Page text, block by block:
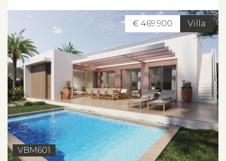
Villa
€ 469.900
VBM601